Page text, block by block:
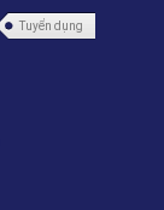
Tuyển dụng